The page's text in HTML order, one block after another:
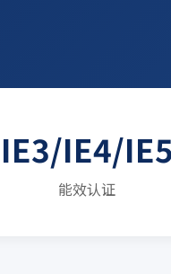
IE3/IE4/IE5
能效认证